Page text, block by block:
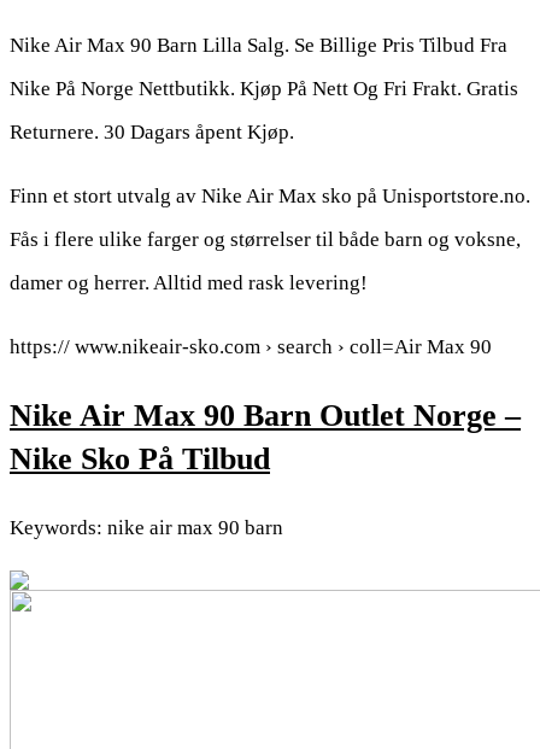
Nike Air Max 90 Barn Lilla Salg. Se Billige Pris Tilbud Fra
Nike På Norge Nettbutikk. Kjøp På Nett Og Fri Frakt. Gratis
Returnere. 30 Dagars åpent Kjøp.
Finn et stort utvalg av Nike Air Max sko på Unisportstore.no.
Fås i flere ulike farger og størrelser til både barn og voksne,
damer og herrer. Alltid med rask levering!
https:// www.nikeair-sko.com › search › coll=Air Max 90
Nike Air Max 90 Barn Outlet Norge –
Nike Sko På Tilbud
Keywords: nike air max 90 barn